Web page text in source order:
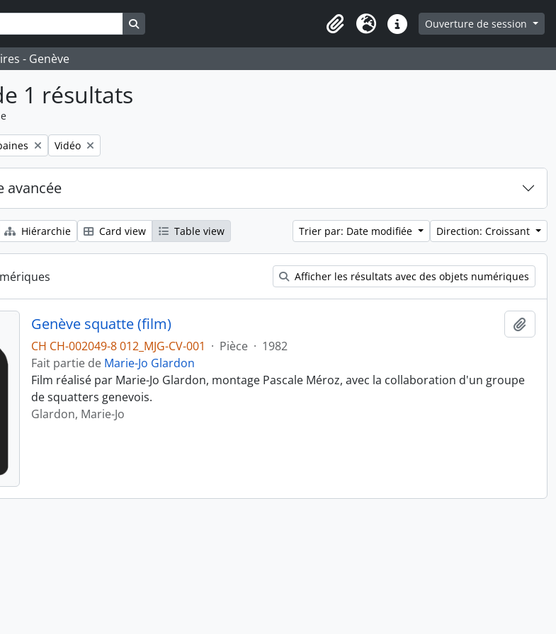
Presse-papier
LangueLiens rapidesOuverture de session
- Genève
1 résultats
Remove filter:
Vidéo
avancée
Hiérarchie Card view Table view Trier par: Date modifiée Direction: Croissant
Afficher les résultats avec des objets numériques
Genève squatte (film)
CH CH-002049-8 012_MJG-CV-001 · Pièce · 1982
Fait partie de Marie-Jo Glardon
Film réalisé par Marie-Jo Glardon, montage Pascale Méroz, avec la collaboration d'un groupe
de squatters genevois.
Glardon, Marie-Jo